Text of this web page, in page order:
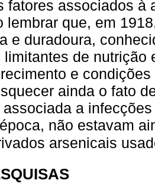
fatores associados à
lembrar que, em
e duradoura,
limitantes de nutrição
e
ainda o fato
associada a
não estavam
arsenicais